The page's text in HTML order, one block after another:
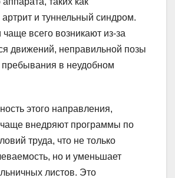
артрит и туннельный синдром.
чаще всего возникают из-за
движений, неправильной позы
пребывания в неудобном
этого направления,
внедряют программы по
труда, что не только
но и уменьшает
листов. Это